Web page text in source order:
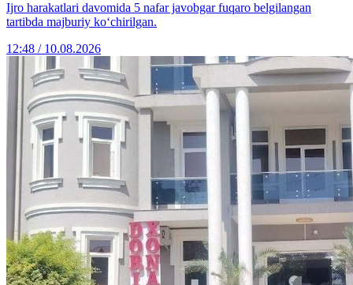
Ijro harakatlari davomida 5 nafar javobgar fuqaro belgilangan
tartibda majburiy ko‘chirilgan.
12:48 / 10.08.2026